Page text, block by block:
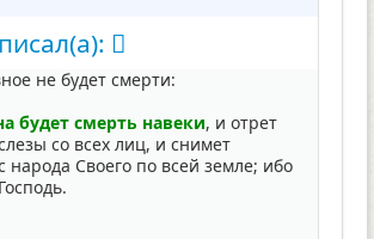
не будет смерти:
будет смерть навеки, и отрет
со всех лиц, и снимет
Своего по всей земле; ибо